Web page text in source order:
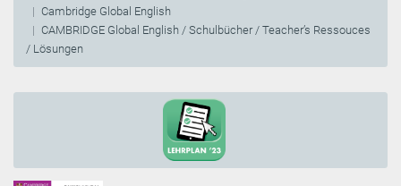
Cambridge Global English
CAMBRIDGE Global English / Schulbücher / Teacher’s Ressouces
/ Lösungen